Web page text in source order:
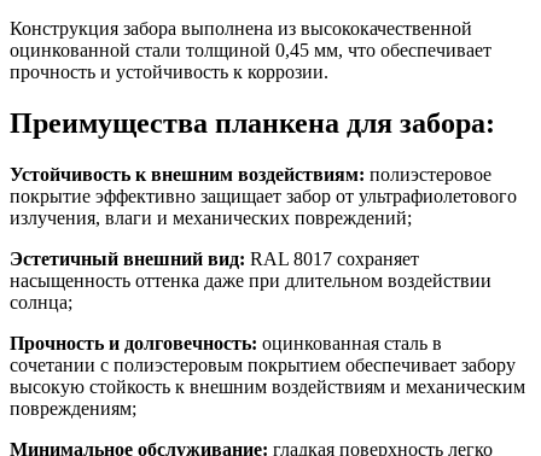
Конструкция забора выполнена из высококачественной
оцинкованной стали толщиной 0,45 мм, что обеспечивает
прочность и устойчивость к коррозии.
Преимущества планкена для забора:
Устойчивость к внешним воздействиям: полиэстеровое
покрытие эффективно защищает забор от ультрафиолетового
излучения, влаги и механических повреждений;
Эстетичный внешний вид: RAL 8017 сохраняет
насыщенность оттенка даже при длительном воздействии
солнца;
Прочность и долговечность: оцинкованная сталь в
сочетании с полиэстеровым покрытием обеспечивает забору
высокую стойкость к внешним воздействиям и механическим
повреждениям;
Минимальное обслуживание: гладкая поверхность легко